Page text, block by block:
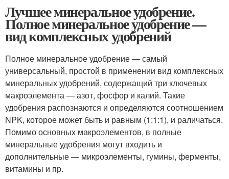
Лучшее минеральное удобрение.
Полное минеральное удобрение —
вид комплексных удобрений
Полное минеральное удобрение — самый
универсальный, простой в применении вид комплексных
минеральных удобрений, содержащий три ключевых
макроэлемента — азот, фосфор и калий. Такие
удобрения распознаются и определяются соотношением
NPK, которое может быть и равным (1:1:1), и раличаться.
Помимо основных макроэлементов, в полные
минеральные удобрения могут входить и
дополнительные — микроэлементы, гумины, ферменты,
витамины и пр.